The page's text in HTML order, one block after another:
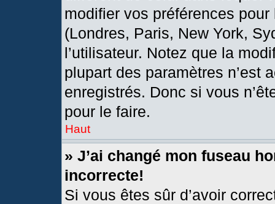
modifier vos préférences
(Londres, Paris, New York,
l’utilisateur. Notez que la
plupart des paramètres n’est
enregistrés. Donc si vous
pour le faire.
Haut
» J’ai changé mon fuseau
incorrecte!
Si vous êtes sûr d’avoir